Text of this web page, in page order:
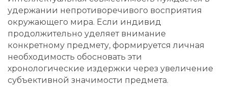
удержании непротиворечивого восприятия
окружающего мира. Если индивид
продолжительно уделяет внимание
конкретному предмету, формируется личная
необходимость обосновать эти
хронологические издержки через увеличение
субъективной значимости предмета.